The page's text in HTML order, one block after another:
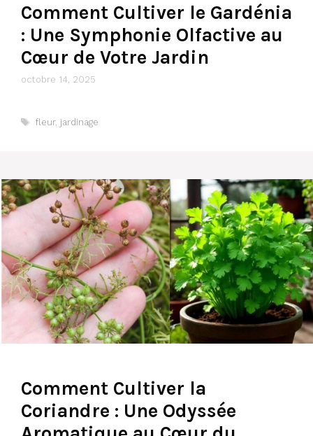
Comment Cultiver le Gardénia
: Une Symphonie Olfactive au
Cœur de Votre Jardin
octobre 14, 2025
Étiquettes
fleur, jardinage
Comment Cultiver la
Coriandre : Une Odyssée